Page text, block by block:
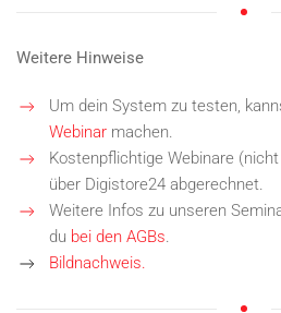
Weitere Hinweise
Um dein System zu testen,
Webinar machen.
Kostenpflichtige Webinare
über Digistore24 abgerechnet.
Weitere Infos zu unseren
du bei den AGBs.
Bildnachweis.